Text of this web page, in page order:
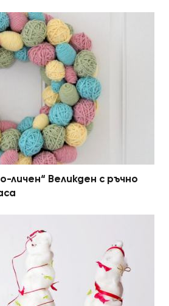
личен“ Великден с ръчно